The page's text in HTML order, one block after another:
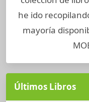
he ido
mayoría
Últimos Libros